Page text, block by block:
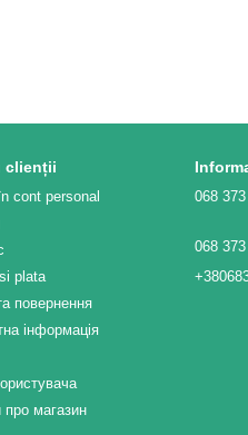
clienții
cont personal
plata
повернення
інформація
про магазин
068
068